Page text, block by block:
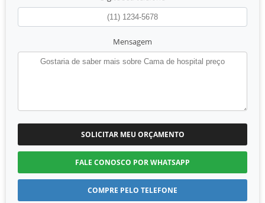
Mensagem
SOLICITAR MEU ORÇAMENTO
FALE CONOSCO POR WHATSAPP
COMPRE PELO TELEFONE